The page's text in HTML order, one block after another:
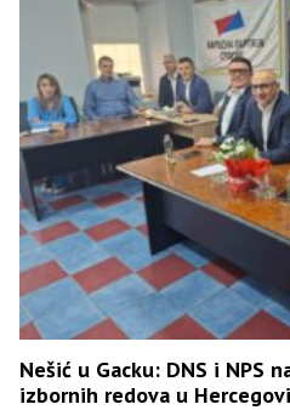
Nešić u Gacku: DNS i NPS
izbornih redova u